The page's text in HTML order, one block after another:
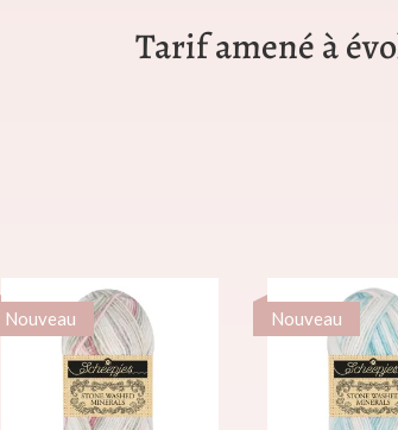
Tarif amené à
Nouveau Nouveau